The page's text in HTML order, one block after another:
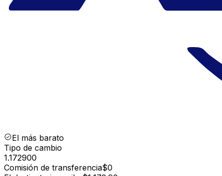
El más barato
Tipo de cambio
1.172900
Comisión de transferencia$0